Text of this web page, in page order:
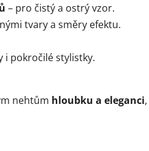
– pro čistý a ostrý vzor.
tvary a směry efektu.
i pokročilé stylistky.
nehtům hloubku a eleganci,